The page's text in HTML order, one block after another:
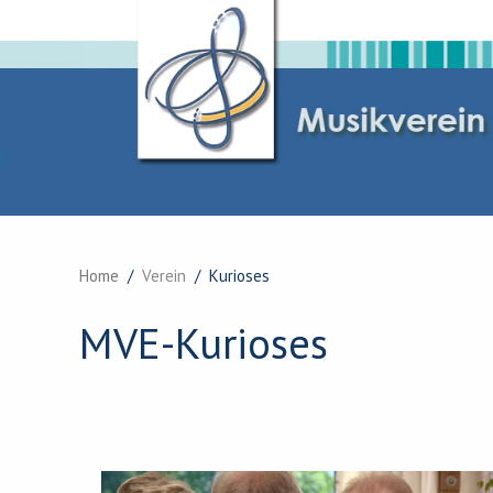
Home Verein Kurioses
MVE-Kurioses